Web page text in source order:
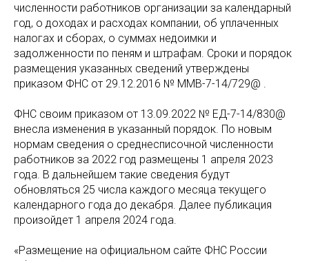
численности работников организации за календарный
год, о доходах и расходах компании, об уплаченных
налогах и сборах, о суммах недоимки и
задолженности по пеням и штрафам. Сроки и порядок
размещения указанных сведений утверждены
приказом ФНС от 29.12.2016 № ММВ-7-14/729@ .
ФНС своим приказом от 13.09.2022 № ЕД-7-14/830@
внесла изменения в указанный порядок. По новым
нормам сведения о среднесписочной численности
работников за 2022 год размещены 1 апреля 2023
года. В дальнейшем такие сведения будут
обновляться 25 числа каждого месяца текущего
календарного года до декабря. Далее публикация
произойдет 1 апреля 2024 года.
«Размещение на официальном сайте ФНС России